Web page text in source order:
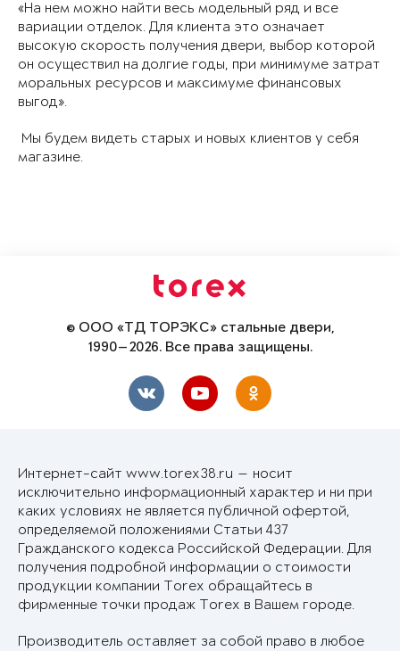
«На нем можно найти весь модельный ряд и все
вариации отделок. Для клиента это означает
высокую скорость получения двери, выбор которой
он осуществил на долгие годы, при минимуме затрат
моральных ресурсов и максимуме финансовых
выгод».
Мы будем видеть старых и новых клиентов у себя
магазине.
© ООО «ТД ТОРЭКС» стальные двери,
1990—2026. Все права защищены.
Интернет-сайт www.torex38.ru — носит
исключительно информационный характер и ни при
каких условиях не является публичной офертой,
определяемой положениями Статьи 437
Гражданского кодекса Российской Федерации. Для
получения подробной информации о стоимости
продукции компании Torex обращайтесь в
фирменные точки продаж Torex в Вашем городе.
Производитель оставляет за собой право в любое